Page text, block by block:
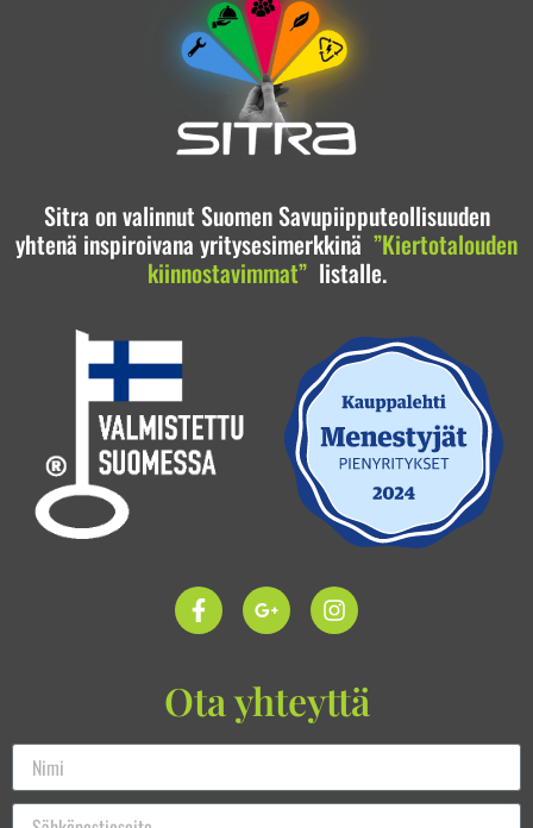
Sitra on valinnut Suomen Savupiipputeollisuuden
yhtenä inspiroivana yritysesimerkkinä ”Kiertotalouden
kiinnostavimmat”listalle.
Ota yhteyttä